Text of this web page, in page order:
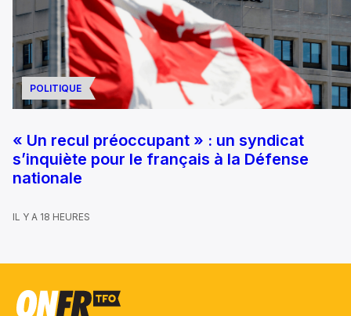
POLITIQUE
« Un recul préoccupant » : un syndicat
s’inquiète pour le français à la Défense
nationale
IL Y A 18 HEURES